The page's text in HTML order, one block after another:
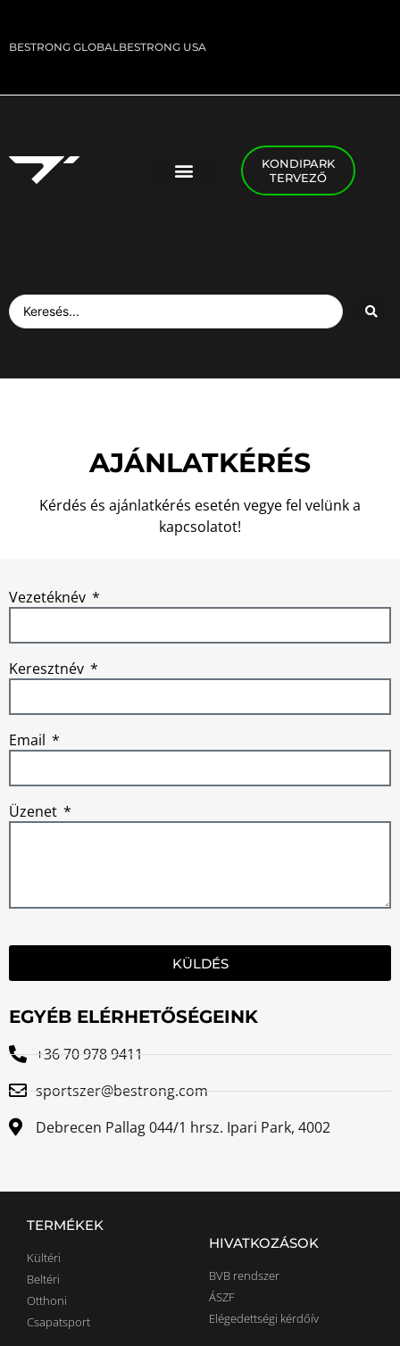
BESTRONG GLOBAL BESTRONG USA
KONDIPARK
TERVEZŐ
AJÁNLATKÉRÉS
Kérdés és ajánlatkérés esetén vegye fel velünk a
kapcsolatot!
Vezetéknév
Keresztnév
Email
Üzenet
KÜLDÉS
EGYÉB ELÉRHETŐSÉGEINK
+36 70 978 9411
sportszer@bestrong.com
Debrecen Pallag 044/1 hrsz. Ipari Park, 4002
TERMÉKEK
Kültéri
Beltéri
Otthoni
Csapatsport
HIVATKOZÁSOK
BVB rendszer
ÁSZF
Elégedettségi kérdőív